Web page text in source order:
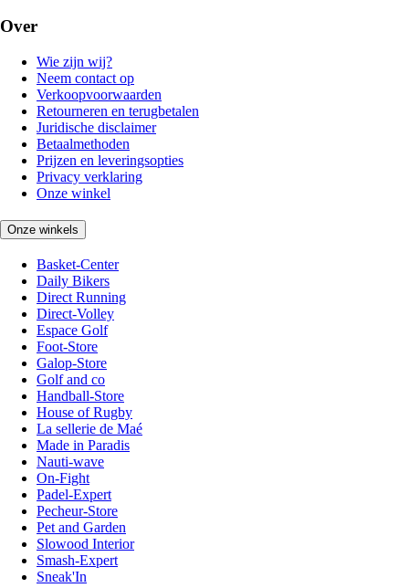
Over
Wie zijn wij?
Neem contact op
Verkoopvoorwaarden
Retourneren en terugbetalen
Juridische disclaimer
Betaalmethoden
Prijzen en leveringsopties
Privacy verklaring
Onze winkel
Onze winkels
Basket-Center
Daily Bikers
Direct Running
Direct-Volley
Espace Golf
Foot-Store
Galop-Store
Golf and co
Handball-Store
House of Rugby
La sellerie de Maé
Made in Paradis
Nauti-wave
On-Fight
Padel-Expert
Pecheur-Store
Pet and Garden
Slowood Interior
Smash-Expert
Sneak'In